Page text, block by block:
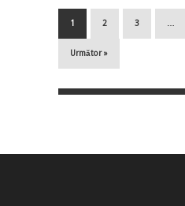
1 2 3
Următor »